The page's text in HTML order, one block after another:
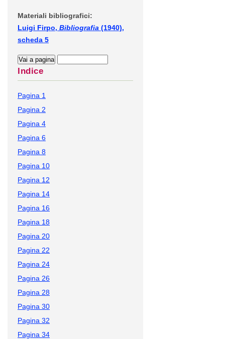
Materiali bibliografici:
Luigi Firpo, Bibliografia (1940),
scheda 5
Indice
Pagina 1
Pagina 2
Pagina 4
Pagina 6
Pagina 8
Pagina 10
Pagina 12
Pagina 14
Pagina 16
Pagina 18
Pagina 20
Pagina 22
Pagina 24
Pagina 26
Pagina 28
Pagina 30
Pagina 32
Pagina 34